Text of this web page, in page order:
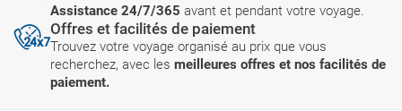
Assistance 24/7/365 avant et pendant votre voyage.
Offres et facilités de paiement
Trouvez votre voyage organisé au prix que vous
recherchez, avec les meilleures offres et nos facilités de
paiement.